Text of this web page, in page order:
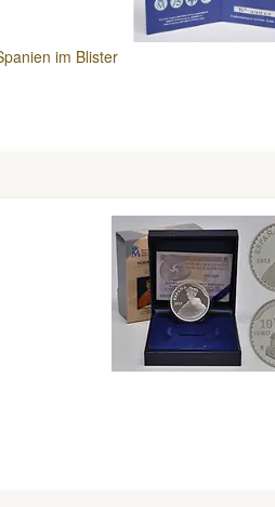
im Blister